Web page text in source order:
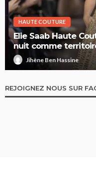
HAUTE COUTURE
Elie Saab Haute
nuit comme
Jihène Ben Hassine
REJOIGNEZ NOUS SUR